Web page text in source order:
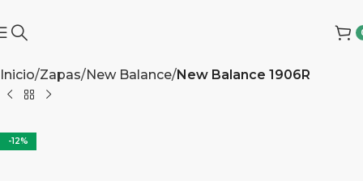
Inicio Zapas New Balance New Balance 1906R
-12%